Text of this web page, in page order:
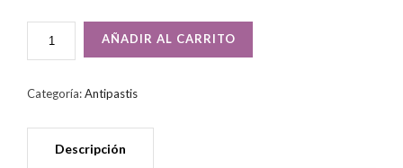
CANTIDAD
AÑADIR AL CARRITO
Categoría:Antipastis